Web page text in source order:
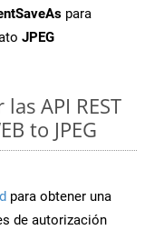
para
JPEG
API REST
to JPEG
para obtener una
de autorización